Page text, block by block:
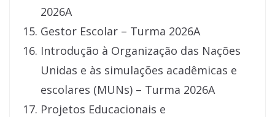
2026A
Gestor Escolar – Turma 2026A
Introdução à Organização das Nações
Unidas e às simulações acadêmicas e
escolares (MUNs) – Turma 2026A
Projetos Educacionais e